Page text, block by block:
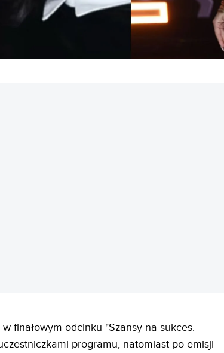
w finałowym odcinku "Szansy na sukces.
programu, natomiast po emisji